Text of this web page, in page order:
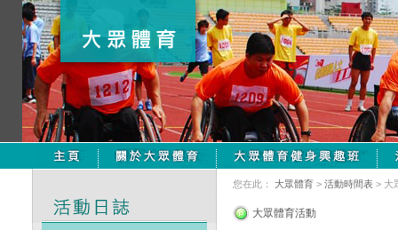
您在此： 大眾體育 > 活動時間表 > 大
大眾體育活動